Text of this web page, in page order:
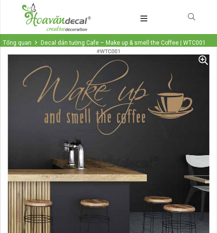
Tổng quan Decal dán tường Cafe – Make up & smell the Coffee | WTC001